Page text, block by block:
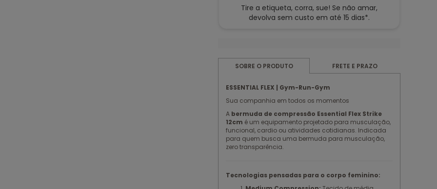
Tire a etiqueta, corra, sue! Se não amar,
devolva sem custo em até 15 dias*.
SOBRE O PRODUTO FRETE E PRAZO
ESSENTIAL FLEX | Gym-Run-Gym
Sua companhia em todos os momentos
A bermuda de compressão Essential Flex Strike
12cm é um equipamento projetado para musculação,
funcional, cardio ou atividades cotidianas. Indicada
para quem busca uma bermuda para musculação,
zero transparência.
Tecnologias pensadas para o corpo feminino: